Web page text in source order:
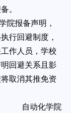
。
院报备声明，
行回避制度，
作人员，学校
回避关系且影
取消其推免资
自动化学院